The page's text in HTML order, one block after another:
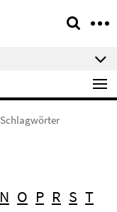
Schlagwörter
N O P R S T